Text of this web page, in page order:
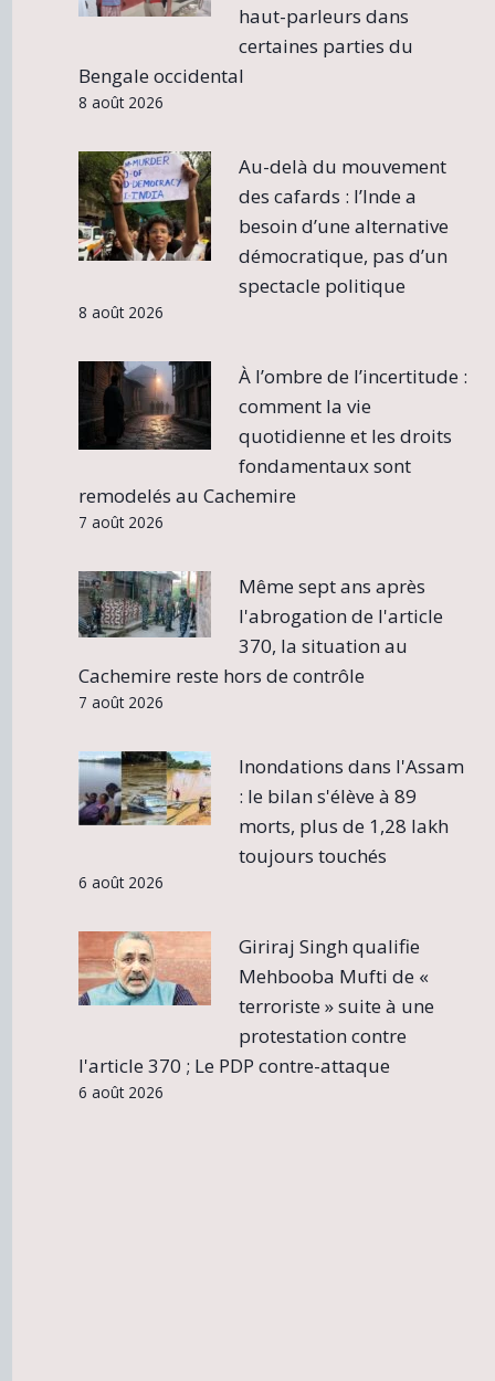
haut-parleurs dans
certaines parties du
Bengale occidental
8 août 2026
Au-delà du mouvement
des cafards : l’Inde a
besoin d’une alternative
démocratique, pas d’un
spectacle politique
8 août 2026
À l’ombre de l’incertitude :
comment la vie
quotidienne et les droits
fondamentaux sont
remodelés au Cachemire
7 août 2026
Même sept ans après
l'abrogation de l'article
370, la situation au
Cachemire reste hors de contrôle
7 août 2026
Inondations dans l'Assam
: le bilan s'élève à 89
morts, plus de 1,28 lakh
toujours touchés
6 août 2026
Giriraj Singh qualifie
Mehbooba Mufti de «
terroriste » suite à une
protestation contre
l'article 370 ; Le PDP contre-attaque
6 août 2026